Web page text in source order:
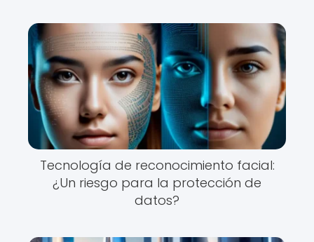
Tecnología de reconocimiento facial:
¿Un riesgo para la protección de
datos?